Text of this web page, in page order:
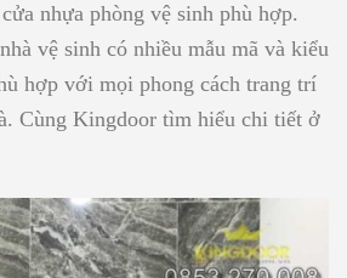
nhựa phòng vệ sinh phù hợp.
vệ sinh có nhiều mẫu mã và kiểu
hợp với mọi phong cách trang trí
Cùng Kingdoor tìm hiểu chi tiết ở